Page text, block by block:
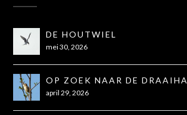
DE HOUTWIEL
mei 30, 2026
OP ZOEK NAAR DE
GEZIEN, NIET OP DE FOTO
april 29, 2026